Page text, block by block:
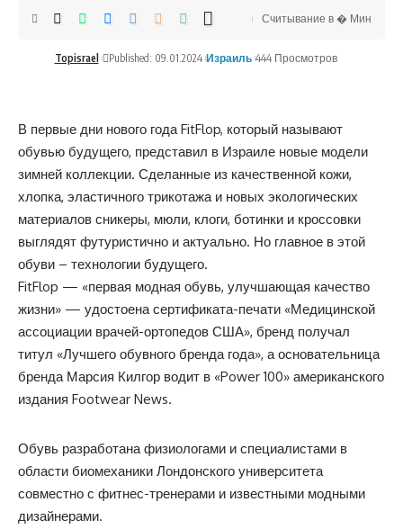
Topisrael Published: 09.01.2024 Израиль 444 Просмотров
Считывание в � Мин
В первые дни нового года FitFlop, который называют
обувью будущего, представил в Израиле новые модели
зимней коллекции. Сделанные из качественной кожи,
хлопка, эластичного трикотажа и новых экологических
материалов сникеры, мюли, клоги, ботинки и кроссовки
выглядят футуристично и актуально. Но главное в этой
обуви – технологии будущего.
FitFlop — «первая модная обувь, улучшающая качество
жизни» — удостоена сертификата-печати «Медицинской
ассоциации врачей-ортопедов США», бренд получал
титул «Лучшего обувного бренда года», а основательница
бренда Марсия Килгор водит в «Power 100» американского
издания Footwear News.
Обувь разработана физиологами и специалистами в
области биомеханики Лондонского университета
совместно с фитнес-тренерами и известными модными
дизайнерами.